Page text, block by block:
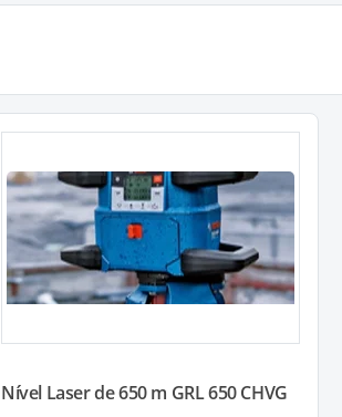
Nível Laser de 650 m GRL 650 CHVG